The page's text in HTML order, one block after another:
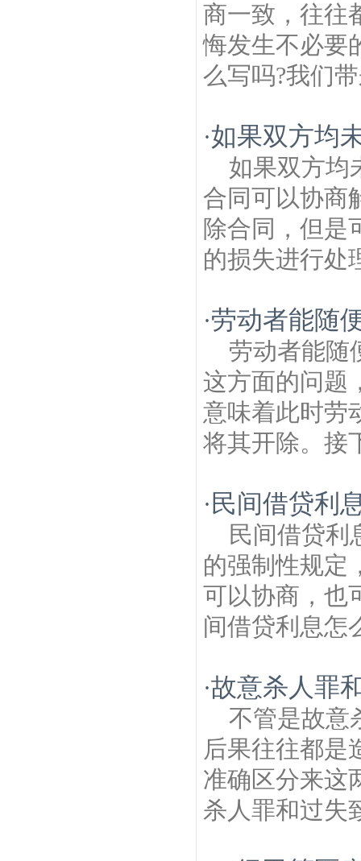
商一致，往往
悔发生不必要
么写吗?我们
·如果双方均
如果双方均
合同可以协商
除合同，但是
的损失进行处
·劳动者能随
劳动者能随
这方面的问题
意味着此时劳
将其开除。接
· 民间借贷利
民间借贷利
的强制性规定
可以协商，也
间借贷利息怎
·故意杀人罪
不管是故意
后果往往都是
准确区分来这
杀人罪和过失